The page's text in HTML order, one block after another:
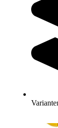
tanga
20,95 €
Zum
Sofort